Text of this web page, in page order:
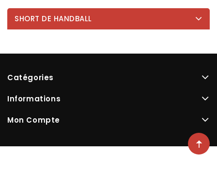
SHORT DE HANDBALL
Catégories
Informations
Mon Compte